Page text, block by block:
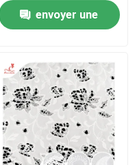
envoyer une